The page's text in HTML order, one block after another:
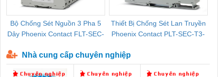
Bộ Chống Sét Nguồn 3 Pha 5
Dây Phoenix Contact FLT-SEC-
Thiết Bị Chống Sét Lan Truyền
Phoenix Contact PLT-SEC-T3-
Nhà cung cấp chuyên nghiệp